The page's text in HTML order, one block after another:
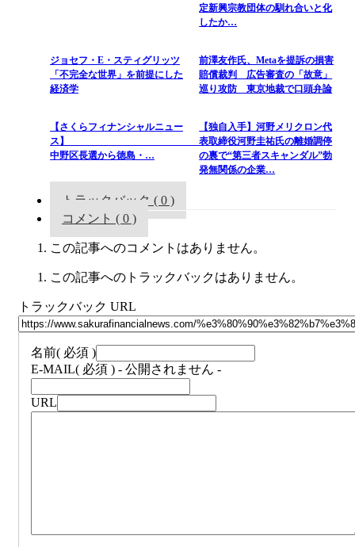
定新興宗教団体の馴れ合いと化
したか…
ジョセフ・E・スティグリッツ
「不完全な世界」を前提にした
経済学
前澤友作氏、Metaを提訴の損害
賠償裁判 広告審査の「故意」
巡り攻防 東京地裁で口頭弁論
【さくらフィナンシャルニュー
ス】
中野区長選から徳島・…
【独自入手】河野メリクロン代
表取締役河野圭祐氏の離婚調停
の裏で“第三者スキャンダル”勃
発無関係の企業…
トラックバック ( 0 )
コメント ( 0 )
この記事へのコメントはありません。
この記事へのトラックバックはありません。
トラックバック URL
名前( 必須 )
E-MAIL( 必須 ) - 公開されません -
URL